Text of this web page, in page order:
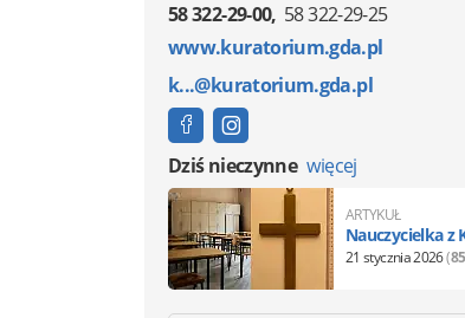
58 322-29-00 58 322-29-25
www.kuratorium.gda.pl
k...@kuratorium.gda.pl
Dziś nieczynne więcej
ARTYKUŁ
Nauczycielka z
21 stycznia 2026(85